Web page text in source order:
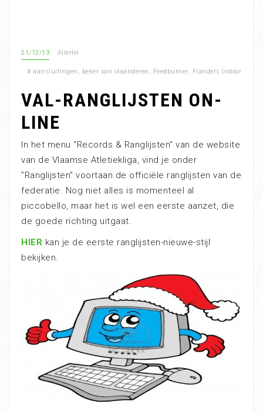
21/12/13 Allerlei
# aansluitingen , beker van vlaanderen , Feedburner, Flanders Indoor
VAL-RANGLIJSTEN ON-
LINE
In het menu “Records & Ranglijsten” van de website
van de Vlaamse Atletiekliga, vind je onder
”Ranglijsten” voortaan de officiële ranglijsten van de
federatie. Nog niet alles is momenteel al
piccobello, maar het is wel een eerste aanzet, die
de goede richting uitgaat.
HIER kan je de eerste ranglijsten-nieuwe-stijl
bekijken.